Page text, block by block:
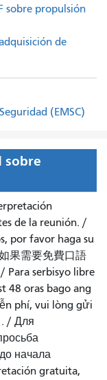
sobre propulsión
de
(EMSC)
sobre
de la reunión. /
por favor haga su
果需要免費口語
/ Para serbisyo libre
48 oras bago ang
phí, vui lòng gửi
. / Для
начала
gratuita,